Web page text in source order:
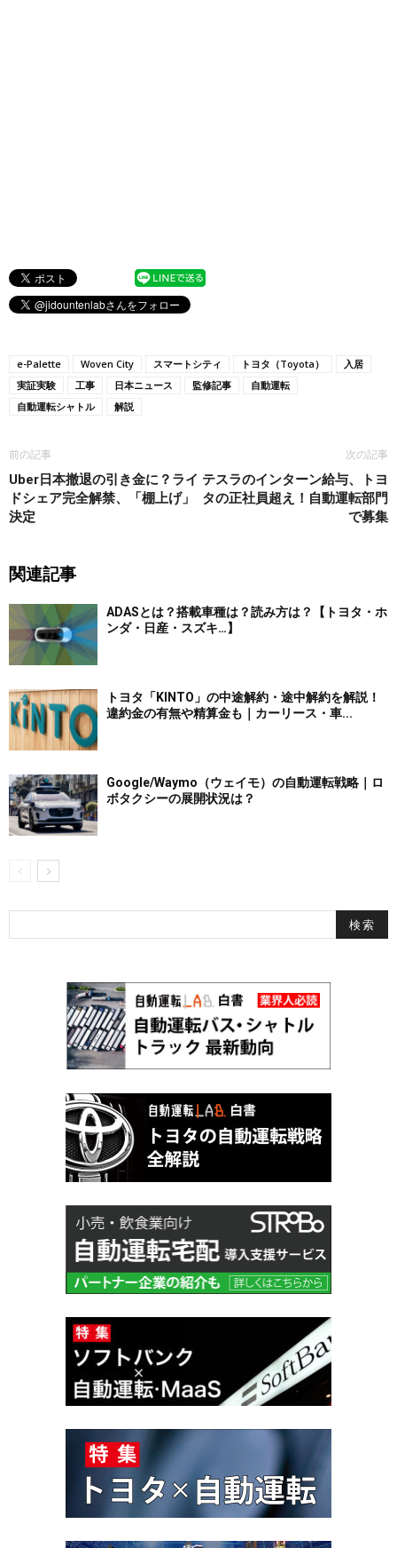
e-Palette Woven City スマートシティ トヨタ（Toyota）
入居
実証実験
工事 日本ニュース 監修記事
自動運転
自動運転シャトル
解説
前の記事
Uber日本撤退の引き金に？ライ
ドシェア完全解禁、「棚上げ」
決定
次の記事
テスラのインターン給与、トヨ
タの正社員超え！自動運転部門
で募集
関連記事
ADASとは？搭載車種は？読み方は？【トヨタ・ホ
ンダ・日産・スズキ…】
トヨタ「KINTO」の中途解約・途中解約を解説！
違約金の有無や精算金も｜カーリース・車...
Google/Waymo（ウェイモ）の自動運転戦略｜ロ
ボタクシーの展開状況は？